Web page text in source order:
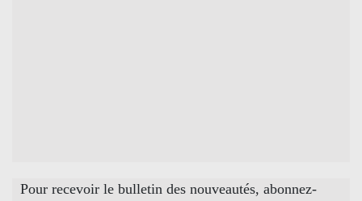
Pour recevoir le bulletin des nouveautés, abonnez-